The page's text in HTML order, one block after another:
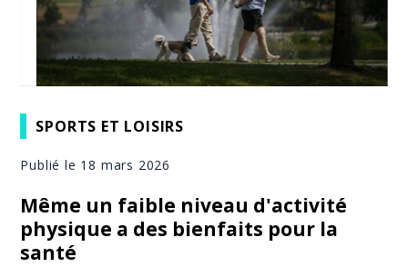
SPORTS ET LOISIRS
Publié le 18 mars 2026
Même un faible niveau d'activité
physique a des bienfaits pour la
santé